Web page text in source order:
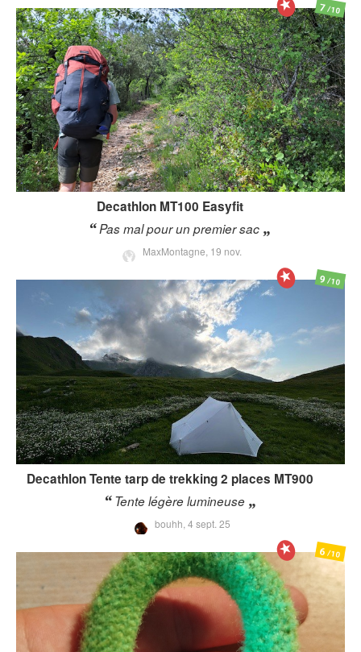
Decathlon MT100 Easyfit
Pas mal pour un premier sac
MaxMontagne, 19 nov.
7/10
DecathlonTente tarp de trekking 2 places MT900
Tente légère lumineuse
bouhh, 4 sept. 25
9/10
6/10